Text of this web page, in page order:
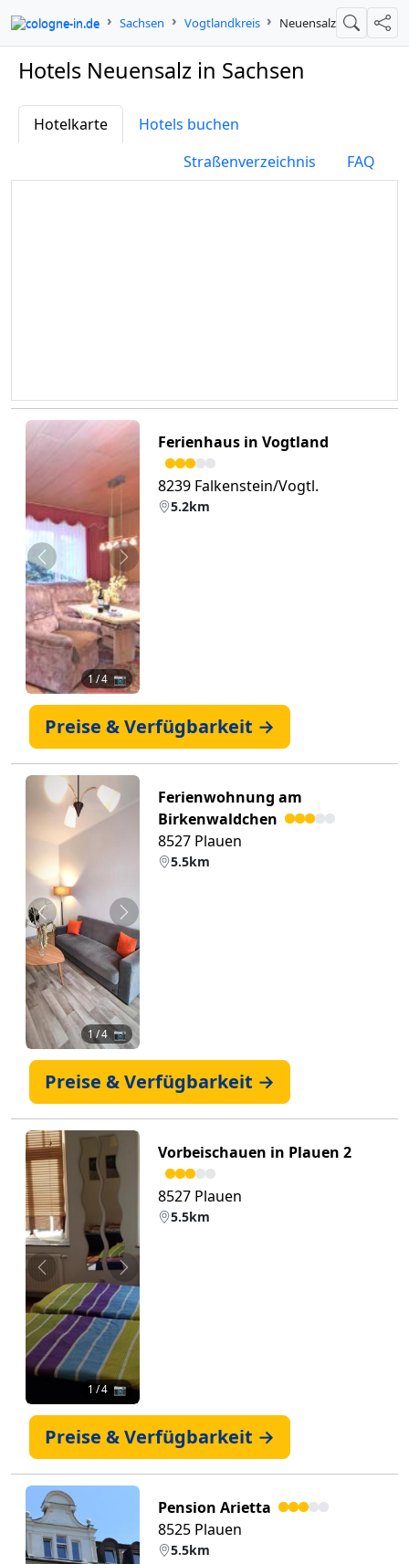
cologne-in.de Sachsen Vogtlandkreis Neuensalz Suche
Hotels Neuensalz in Sachsen
Hotelkarte
Hotels buchen
Straßenverzeichnis
FAQ
Zurück Weiter
1/ 4 📷
Ferienhaus in Vogtland
8239 Falkenstein/Vogtl.
5.2km
Preise & Verfügbarkeit →
Zurück Weiter
1/ 4 📷
Ferienwohnung am
Birkenwaldchen
8527 Plauen
5.5km
Preise & Verfügbarkeit →
Zurück Weiter
1 / 4 📷
Vorbeischauen in Plauen 2
8527 Plauen
5.5km
Preise & Verfügbarkeit →
Pension Arietta
8525 Plauen
5.5km